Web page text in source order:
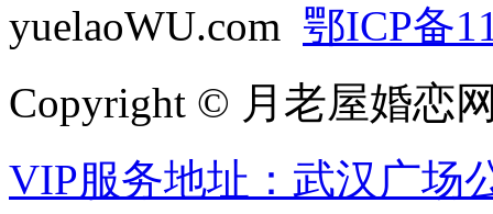
yuelaoWU.com 鄂ICP备
Copyright © 月老屋婚恋
VIP服务地址：武汉广场